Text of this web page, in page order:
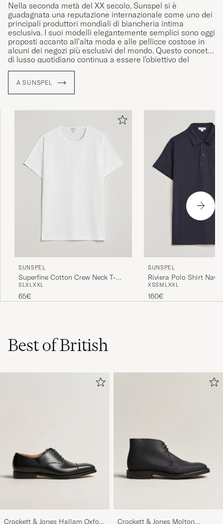
Nella seconda metà del XX secolo, Sunspel si è
guadagnata una reputazione internazionale come uno dei
principali produttori mondiali di biancheria intima
esclusiva. I suoi modelli elegantemente semplici sono oggi
proposti accanto all'alta moda e alle pellicce costose in
alcuni dei negozi più esclusivi del mondo. Questo concetto
di lusso quotidiano continua a essere l'obiettivo del
marchio anche oggi.
A SUNSPEL
SUNSPEL
Superfine Cotton Crew Neck T-
Shirt White
SLXLXXL
65€
SUNSPEL
Riviera Polo Shirt Navy
XSSM LXXL
160€
Best of British
Crockett & Jones Hallam Oxford Crockett & Jones Molton